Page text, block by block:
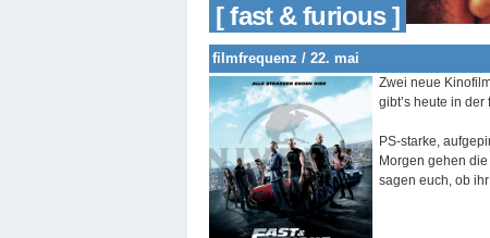
[ fast & furious ]
filmfrequenz / 22. mai
Zwei neue
gibt’s heute in
PS-starke,
Morgen gehen
sagen euch, ob